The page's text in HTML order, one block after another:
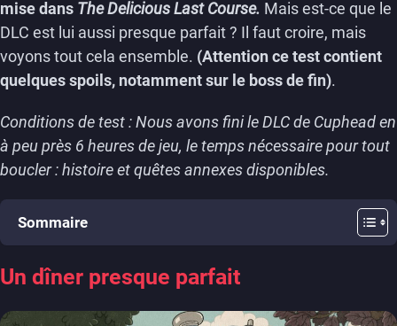
mise dans The Delicious Last Course. Mais est-ce que le
DLC est lui aussi presque parfait ? Il faut croire, mais
voyons tout cela ensemble. (Attention ce test contient
quelques spoils, notamment sur le boss de fin).
Conditions de test : Nous avons fini le DLC de Cuphead en
à peu près 6 heures de jeu, le temps nécessaire pour tout
boucler : histoire et quêtes annexes disponibles.
Sommaire
Un dîner presque parfait